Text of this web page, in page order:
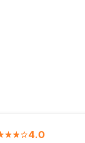
4.0